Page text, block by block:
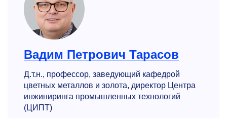
Вадим Петрович Тарасов
Д.т.н., профессор, заведующий кафедрой
цветных металлов и золота, директор Центра
инжиниринга промышленных технологий
(ЦИПТ)